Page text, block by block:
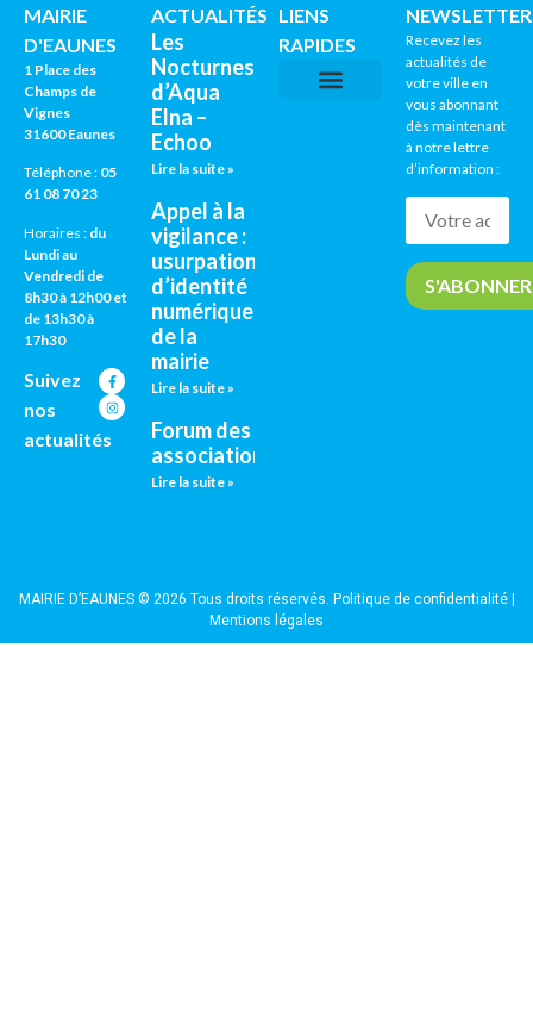
MAIRIE
D'EAUNES
1 Place des
Champs de
Vignes
31600 Eaunes
Téléphone : 05
61 08 70 23
Horaires : du
Lundi au
Vendredi de
8h30 à 12h00 et
de 13h30 à
17h30
Suivez
nos
actualités
ACTUALITÉS
Les
Nocturnes
d’Aqua
Elna –
Echoo
Lire la suite »
Appel à la
vigilance :
usurpation
d’identité
numérique
de la
mairie
Lire la suite »
Forum des
associations
Lire la suite »
LIENS
RAPIDES
Recevez les
actualités de
votre ville en
vous abonnant
dès maintenant
à notre lettre
d’information :
MAIRIE D’EAUNES © 2026 Tous droits réservés. Politique de confidentialité|
Mentions légales